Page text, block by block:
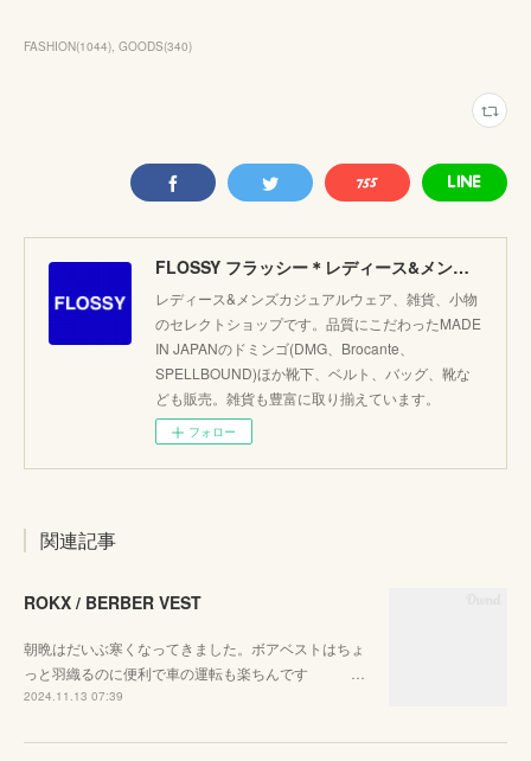
FASHION(1044) GOODS(340)
FLOSSY フラッシー＊レディース&メンズカジュアルのセレクトショップ。JAPANブランド他こだわりのアイテムがたくさん！
レディース&メンズカジュアルウェア、雑貨、小物
のセレクトショップです。品質にこだわったMADE
IN JAPANのドミンゴ(DMG、Brocante、
SPELLBOUND)ほか靴下、ベルト、バッグ、靴な
ども販売。雑貨も豊富に取り揃えています。
フォロー
関連記事
ROKX / BERBER VEST
朝晩はだいぶ寒くなってきました。ボアベストはちょ
っと羽織るのに便利で車の運転も楽ちんです …
2024.11.13 07:39